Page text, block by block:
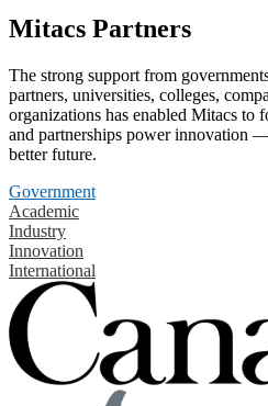
Mitacs Partners
The strong support from
partners, universities, colleges,
organizations has enabled Mitacs to
and partnerships power innovation
better future.
Government
Academic
Industry
Innovation
International